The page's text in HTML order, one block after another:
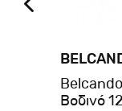
Βοδινό